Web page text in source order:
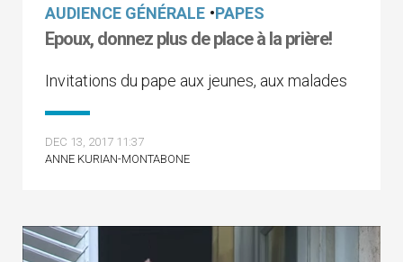
AUDIENCE GÉNÉRALE •PAPES
Epoux, donnez plus de place à la prière!
Invitations du pape aux jeunes, aux malades
DEC 13, 2017 11:37
ANNE KURIAN-MONTABONE